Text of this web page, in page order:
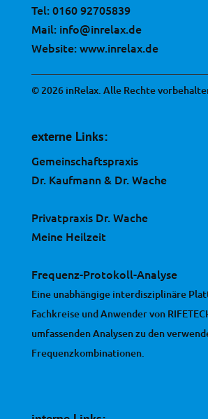
Tel:0160 92705839
Mail: info@inrelax.de
Website:www.inrelax.de
© 2026 inRelax. Alle Rechte
externe Links:
Gemeinschaftspraxis
Dr. Kaufmann & Dr. Wache
Privatpraxis Dr. Wache
Meine Heilzeit
Frequenz-Protokoll-Analyse
Eine unabhängige interdisziplinäre
Fachkreise und Anwender von
umfassenden Analysen zu den
Frequenzkombinationen.